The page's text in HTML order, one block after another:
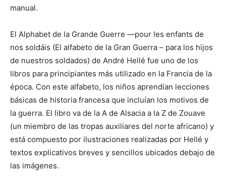
manual.
El Alphabet de la Grande Guerre —pour les enfants de
nos soldáis (El alfabeto de la Gran Guerra – para los hijos
de nuestros soldados) de André Hellé fue uno de los
libros para principiantes más utilizado en la Francia de la
época. Con este alfabeto, los niños aprendían lecciones
básicas de historia francesa que incluían los motivos de
la guerra. El libro va de la A de Alsacia a la Z de Zouave
(un miembro de las tropas auxiliares del norte africano) y
está compuesto por ilustraciones realizadas por Hellé y
textos explicativos breves y sencillos ubicados debajo de
las imágenes.